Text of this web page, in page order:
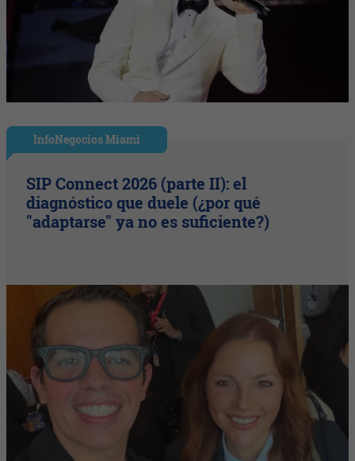
InfoNegocios Miami
SIP Connect 2026 (parte II): el
diagnóstico que duele (¿por qué
"adaptarse" ya no es suficiente?)